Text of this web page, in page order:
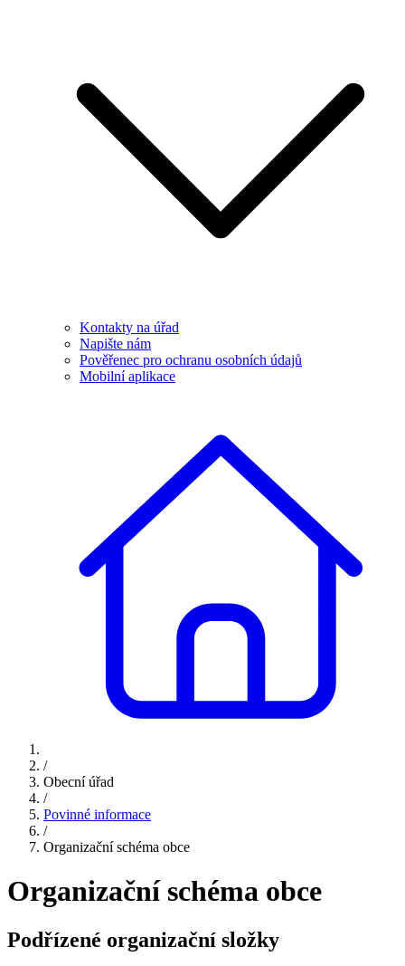
Kontakty na úřad
Napište nám
Pověřenec pro ochranu osobních údajů
Mobilní aplikace
/
Obecní úřad
/
Povinné informace
/
Organizační schéma obce
Organizační schéma obce
Podřízené organizační složky